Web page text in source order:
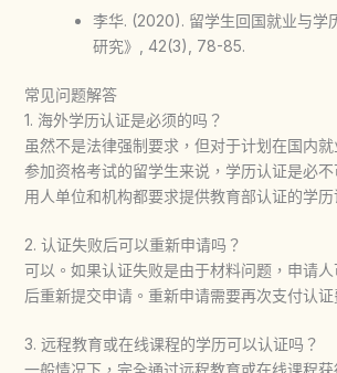
李华. (2020). 留学生回国就业与学
研究》, 42(3), 78-85.
常见问题解答
1. 海外学历认证是必须的吗？
虽然不是法律强制要求，但对于计划在国内
参加资格考试的留学生来说，学历认证是必
用人单位和机构都要求提供教育部认证的学历
2. 认证失败后可以重新申请吗？
可以。如果认证失败是由于材料问题，申请
后重新提交申请。重新申请需要再次支付认证
3. 远程教育或在线课程的学历可以认证吗？